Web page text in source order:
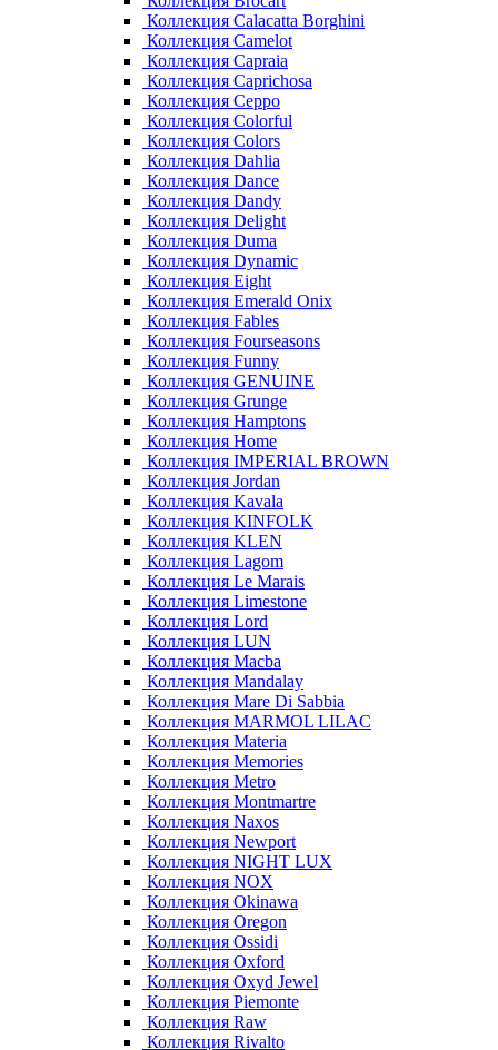
Коллекция Calacatta Borghini
Коллекция Camelot
Коллекция Capraia
Коллекция Caprichosa
Коллекция Ceppo
Коллекция Colorful
Коллекция Colors
Коллекция Dahlia
Коллекция Dance
Коллекция Dandy
Коллекция Delight
Коллекция Duma
Коллекция Dynamic
Коллекция Eight
Коллекция Emerald Onix
Коллекция Fables
Коллекция Fourseasons
Коллекция Funny
Коллекция GENUINE
Коллекция Grunge
Коллекция Hamptons
Коллекция Home
Коллекция IMPERIAL BROWN
Коллекция Jordan
Коллекция Kavala
Коллекция KINFOLK
Коллекция KLEN
Коллекция Lagom
Коллекция Le Marais
Коллекция Limestone
Коллекция Lord
Коллекция LUN
Коллекция Macba
Коллекция Mandalay
Коллекция Mare Di Sabbia
Коллекция MARMOL LILAC
Коллекция Materia
Коллекция Memories
Коллекция Metro
Коллекция Montmartre
Коллекция Naxos
Коллекция Newport
Коллекция NIGHT LUX
Коллекция NOX
Коллекция Okinawa
Коллекция Oregon
Коллекция Ossidi
Коллекция Oxford
Коллекция Oxyd Jewel
Коллекция Piemonte
Коллекция Raw
Коллекция Rivalto